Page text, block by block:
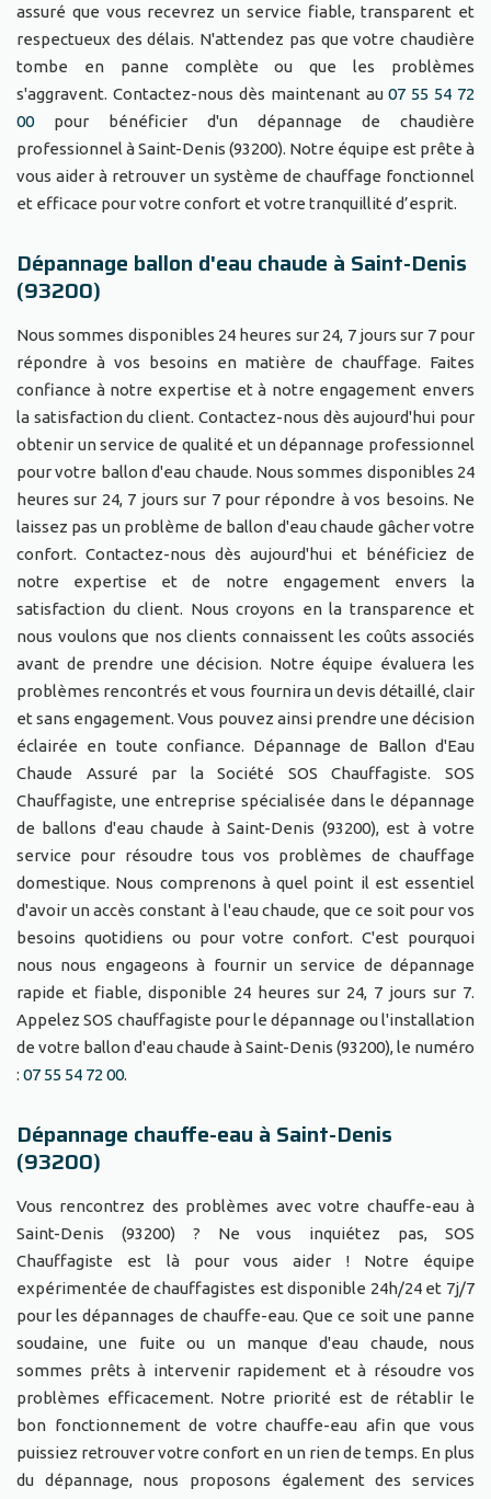
assuré que vous recevrez un service fiable, transparent et
respectueux des délais. N'attendez pas que votre chaudière
tombe en panne complète ou que les problèmes
s'aggravent. Contactez-nous dès maintenant au07 55 54 72
00pour bénéficier d'un dépannage de chaudière
professionnel à Saint-Denis (93200). Notre équipe est prête à
vous aider à retrouver un système de chauffage fonctionnel
et efficace pour votre confort et votre tranquillité d’esprit.
Dépannage ballon d'eau chaude à Saint-Denis
(93200)
Nous sommes disponibles 24 heures sur 24, 7 jours sur 7 pour
répondre à vos besoins en matière de chauffage. Faites
confiance à notre expertise et à notre engagement envers
la satisfaction du client. Contactez-nous dès aujourd'hui pour
obtenir un service de qualité et un dépannage professionnel
pour votre ballon d'eau chaude. Nous sommes disponibles 24
heures sur 24, 7 jours sur 7 pour répondre à vos besoins. Ne
laissez pas un problème de ballon d'eau chaude gâcher votre
confort. Contactez-nous dès aujourd'hui et bénéficiez de
notre expertise et de notre engagement envers la
satisfaction du client. Nous croyons en la transparence et
nous voulons que nos clients connaissent les coûts associés
avant de prendre une décision. Notre équipe évaluera les
problèmes rencontrés et vous fournira un devis détaillé, clair
et sans engagement. Vous pouvez ainsi prendre une décision
éclairée en toute confiance. Dépannage de Ballon d'Eau
Chaude Assuré par la Société SOS Chauffagiste. SOS
Chauffagiste, une entreprise spécialisée dans le dépannage
de ballons d'eau chaude à Saint-Denis (93200), est à votre
service pour résoudre tous vos problèmes de chauffage
domestique. Nous comprenons à quel point il est essentiel
d'avoir un accès constant à l'eau chaude, que ce soit pour vos
besoins quotidiens ou pour votre confort. C'est pourquoi
nous nous engageons à fournir un service de dépannage
rapide et fiable, disponible 24 heures sur 24, 7 jours sur 7.
Appelez SOS chauffagiste pour le dépannage ou l'installation
de votre ballon d'eau chaude à Saint-Denis (93200), le numéro
: 07 55 54 72 00.
Dépannage chauffe-eau à Saint-Denis
(93200)
Vous rencontrez des problèmes avec votre chauffe-eau à
Saint-Denis (93200) ? Ne vous inquiétez pas, SOS
Chauffagiste est là pour vous aider ! Notre équipe
expérimentée de chauffagistes est disponible 24h/24 et 7j/7
pour les dépannages de chauffe-eau. Que ce soit une panne
soudaine, une fuite ou un manque d'eau chaude, nous
sommes prêts à intervenir rapidement et à résoudre vos
problèmes efficacement. Notre priorité est de rétablir le
bon fonctionnement de votre chauffe-eau afin que vous
puissiez retrouver votre confort en un rien de temps. En plus
du dépannage, nous proposons également des services